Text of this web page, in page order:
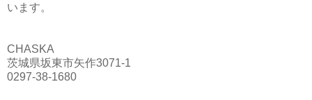
います。
CHASKA
茨城県坂東市矢作3071-1
0297-38-1680